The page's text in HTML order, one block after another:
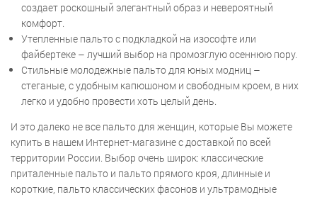
создает роскошный элегантный образ и невероятный
комфорт.
Утепленные пальто с подкладкой на изософте или
файбертеке – лучший выбор на промозглую осеннюю пору.
Стильные молодежные пальто для юных модниц –
стеганые, с удобным капюшоном и свободным кроем, в них
легко и удобно провести хоть целый день.
И это далеко не все пальто для женщин, которые Вы можете
купить в нашем Интернет-магазине с доставкой по всей
территории России. Выбор очень широк: классические
приталенные пальто и пальто прямого кроя, длинные и
короткие, пальто классических фасонов и ультрамодные